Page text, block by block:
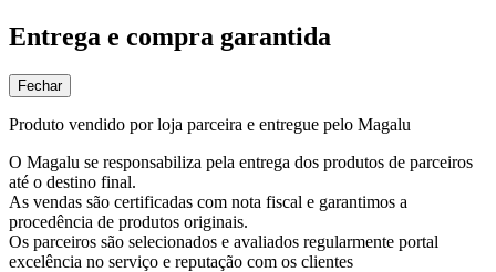
Entrega e compra garantida
Fechar
Produto vendido por loja parceira e entregue pelo Magalu
O Magalu se responsabiliza pela entrega dos produtos de parceiros
até o destino final.
As vendas são certificadas com nota fiscal e garantimos a
procedência de produtos originais.
Os parceiros são selecionados e avaliados regularmente portal
excelência no serviço e reputação com os clientes